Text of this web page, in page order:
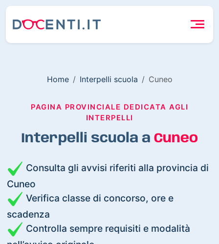
Home Interpelli scuola Cuneo
PAGINA PROVINCIALE DEDICATA AGLI
INTERPELLI
Interpelli scuola a Cuneo
Consulta gli avvisi riferiti alla provincia di
Cuneo
Verifica classe di concorso, ore e
scadenza
Controlla sempre requisiti e modalità